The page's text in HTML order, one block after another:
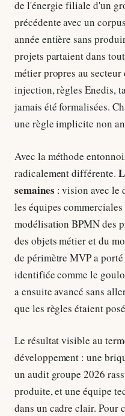
de l'énergie filiale d'un
précédente avec un
année entière sans
projets partaient dans
métier propres au
injection, règles Enedis,
jamais été formalisées.
une règle implicite non
Avec la méthode
radicalement différente.
semaines : vision avec le
les équipes
modélisation BPMN des
des objets métier et du
de périmètre MVP a
identifiée comme le
a ensuite avancé sans
que les règles étaient
Le résultat visible au
développement : une
un audit groupe 2026
produite, et une équipe
dans un cadre clair. Pour